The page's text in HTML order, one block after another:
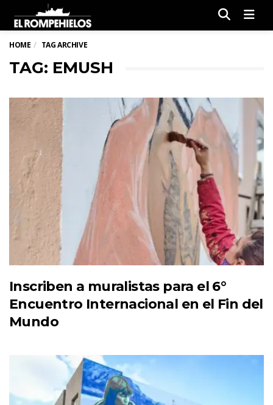
HOME TAG ARCHIVE
TAG: EMUSH
Inscriben a muralistas para el 6°
Encuentro Internacional en el Fin del
Mundo